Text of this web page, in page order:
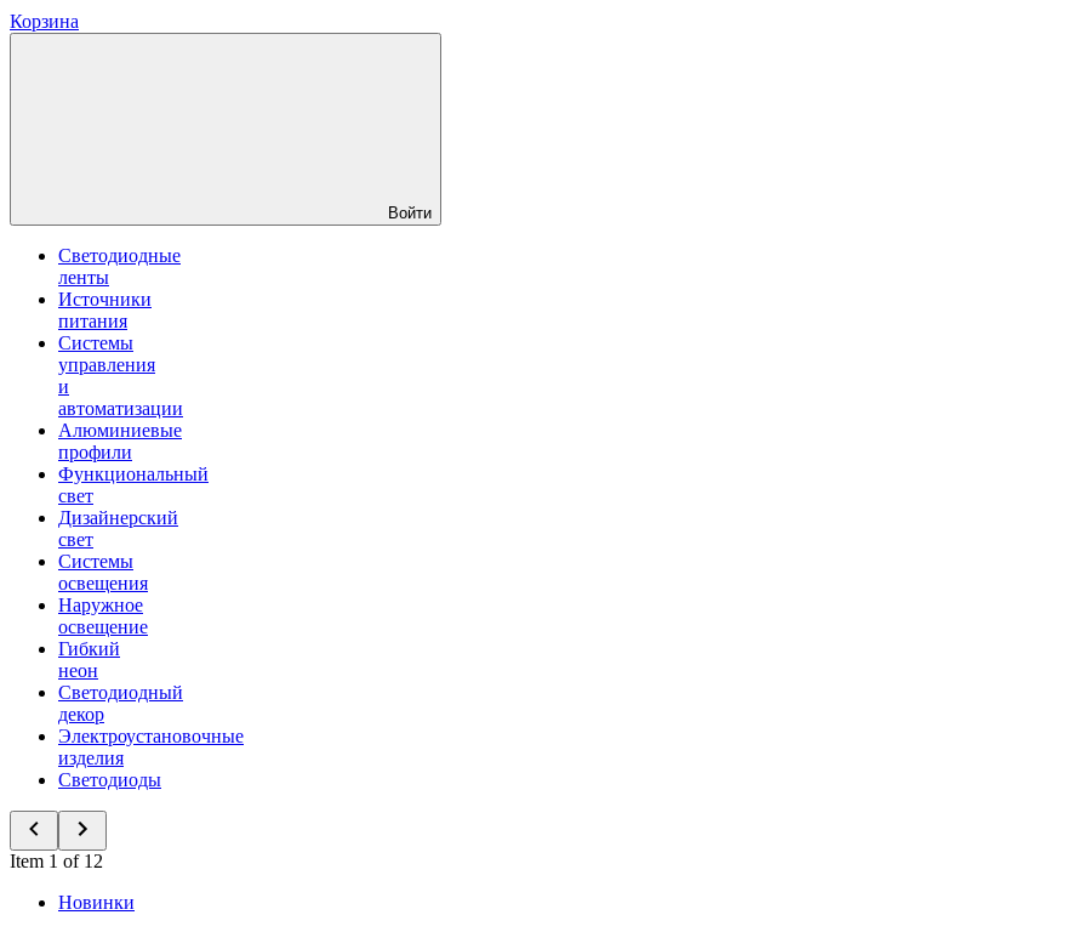
Корзина
Войти
Светодиодные
ленты
Источники
питания
Системы
управления
и
автоматизации
Алюминиевые
профили
Функциональный
свет
Дизайнерский
свет
Системы
освещения
Наружное
освещение
Гибкий
неон
Светодиодный
декор
Электроустановочные
изделия
Светодиоды
Item 1 of 12
Новинки